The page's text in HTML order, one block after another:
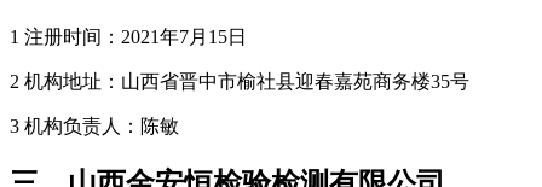
1 注册时间：2021年7月15日
2 机构地址：山西省晋中市榆社县迎春嘉苑商务楼35号
3 机构负责人：陈敏